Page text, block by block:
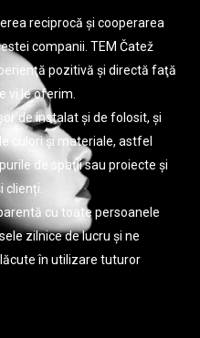
reciprocă şi cooperarea
companii. TEM Čatež
pozitivă şi directă faţă
vi le oferim.
de instalat şi de folosit, şi
culori şi materiale, astfel
de spaţii sau proiecte şi
clienți.
cu toate persoanele
zilnice de lucru şi ne
în utilizare tuturor